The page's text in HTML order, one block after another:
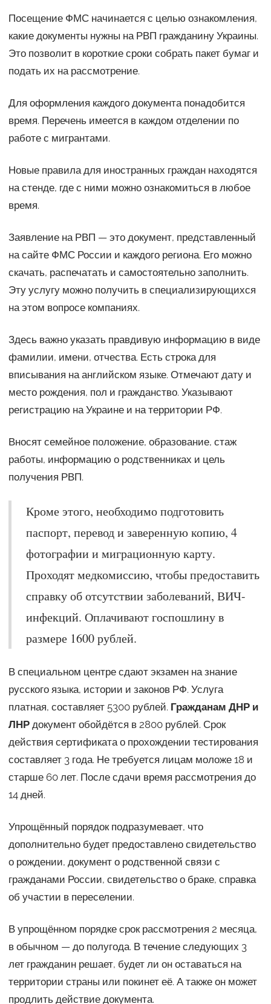
Посещение ФМС начинается с целью ознакомления,
какие документы нужны на РВП гражданину Украины.
Это позволит в короткие сроки собрать пакет бумаг и
подать их на рассмотрение.
Для оформления каждого документа понадобится
время. Перечень имеется в каждом отделении по
работе с мигрантами.
Новые правила для иностранных граждан находятся
на стенде, где с ними можно ознакомиться в любое
время.
Заявление на РВП — это документ, представленный
на сайте ФМС России и каждого региона. Его можно
скачать, распечатать и самостоятельно заполнить.
Эту услугу можно получить в специализирующихся
на этом вопросе компаниях.
Здесь важно указать правдивую информацию в виде
фамилии, имени, отчества. Есть строка для
вписывания на английском языке. Отмечают дату и
место рождения, пол и гражданство. Указывают
регистрацию на Украине и на территории РФ.
Вносят семейное положение, образование, стаж
работы, информацию о родственниках и цель
получения РВП.
Кроме этого, необходимо подготовить
паспорт, перевод и заверенную копию, 4
фотографии и миграционную карту.
Проходят медкомиссию, чтобы предоставить
справку об отсутствии заболеваний, ВИЧ-
инфекций. Оплачивают госпошлину в
размере 1600 рублей.
В специальном центре сдают экзамен на знание
русского языка, истории и законов РФ. Услуга
платная, составляет 5300 рублей. Гражданам ДНР и
ЛНРдокумент обойдётся в 2800 рублей. Срок
действия сертификата о прохождении тестирования
составляет 3 года. Не требуется лицам моложе 18 и
старше 60 лет. После сдачи время рассмотрения до
14 дней.
Упрощённый порядок подразумевает, что
дополнительно будет предоставлено свидетельство
о рождении, документ о родственной связи с
гражданами России, свидетельство о браке, справка
об участии в переселении.
В упрощённом порядке срок рассмотрения 2 месяца,
в обычном — до полугода. В течение следующих 3
лет гражданин решает, будет ли он оставаться на
территории страны или покинет её. А также он может
продлить действие документа.